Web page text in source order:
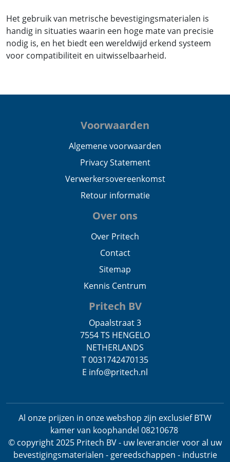
Het gebruik van metrische bevestigingsmaterialen is
handig in situaties waarin een hoge mate van precisie
nodig is, en het biedt een wereldwijd erkend systeem
voor compatibiliteit en uitwisselbaarheid.
Voorwaarden
Algemene voorwaarden
Privacy Statement
Verwerkersovereenkomst
Retour informatie
Over ons
Over Pritech
Contact
Sitemap
Kennis Centrum
Pritech BV
Opaalstraat 3
7554 TS HENGELO
NETHERLANDS
T 0031742470135
E info@pritech.nl
Al onze prijzen in onze webshop zijn exclusief BTW
kamer van koophandel 08210678.
© copyright 2025 Pritech BV - uw leverancier voor al uw
bevestigingsmaterialen - gereedschappen - industrie